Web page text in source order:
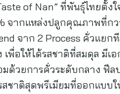
of Nan” ที่พันธุ์ไทยตั้ง
จากแหล่งปลูกคุณภาพที่กว
จาก 2 Process คั่วแยก
เพื่อให้ได้รสชาติที่สมดุล มี
ด้วยการคั่วระดับกลาง ฟีล
ชาติสุดพรีเมียมที่ออกแบบ